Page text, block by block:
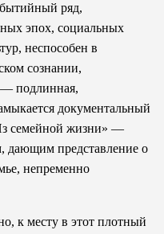
ряд,
эпох, социаль­ных
неспособен в
сознании,
— подлинная,
документальный
семейной жизни» —
дающим представление о
непременно
к месту в этот плотный